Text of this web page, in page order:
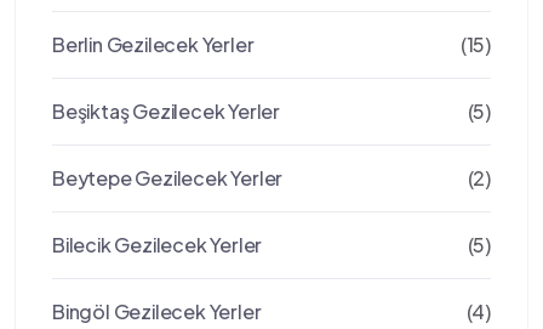
Berlin Gezilecek Yerler (15)
Beşiktaş Gezilecek Yerler (5)
Beytepe Gezilecek Yerler (2)
Bilecik Gezilecek Yerler (5)
Bingöl Gezilecek Yerler (4)